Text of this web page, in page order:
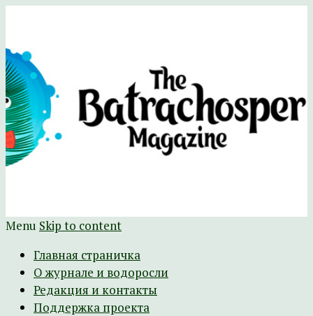
The Batrachospermum Magazine
Батрахоспермум (официальный сайт)
Menu Skip to content
Главная страничка
О журнале и водоросли
Редакция и контакты
Поддержка проекта